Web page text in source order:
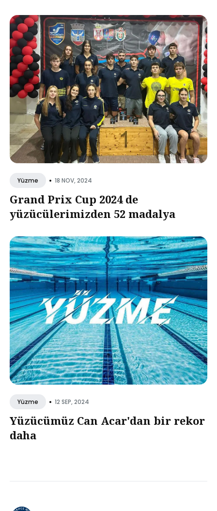
Yüzme • 18 NOV, 2024
Grand Prix Cup 2024 de
yüzücülerimizden 52 madalya
Yüzme • 12 SEP, 2024
Yüzücümüz Can Acar'dan bir rekor
daha